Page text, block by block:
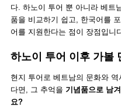
다. 하노이 투어 뿐 아니라 베트
품을 비교하기 쉽고, 한국어를
어를 지원한다는 점이 장점입니
하노이 투어 이후 가볼
현지 투어로 베트남의 문화와 역
다면, 그 추억을 기념품으로 남
요?